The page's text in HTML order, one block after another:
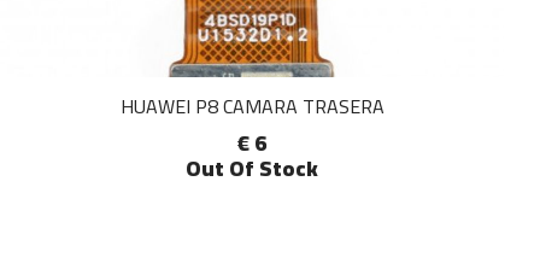
HUAWEI P8 CAMARA TRASERA
€ 6
Out Of Stock